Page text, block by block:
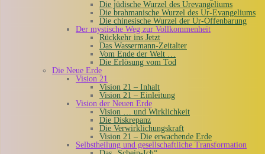
Die jüdische Wurzel des Urevangeliums
Die brahmanische Wurzel des Ur-Evangeliums
Die chinesische Wurzel der Ur-Offenbarung
Der mystische Weg zur Vollkommenheit
Rückkehr ins Jetzt
Das Wassermann-Zeitalter
Vom Ende der Welt …
Die Erlösung vom Tod
Die Neue Erde
Vision 21
Vision 21 – Inhalt
Vision 21 – Einleitung
Vision der Neuen Erde
Vision … und Wirklichkeit
Die Diskrepanz
Die Verwirklichungskraft
Vision 21 – Die erwachende Erde
Selbstheilung und gesellschaftliche Transformation